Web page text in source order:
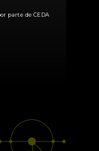
parte de CEDA